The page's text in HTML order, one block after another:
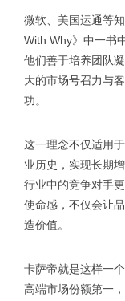
微软、美国运通等
With Why》中一书
他们善于培养团队
大的市场号召力与
功。
这一理念不仅适用
业历史，实现长期
行业中的竞争对手
使命感，不仅会让
造价值。
卡萨帝就是这样一
高端市场份额第一